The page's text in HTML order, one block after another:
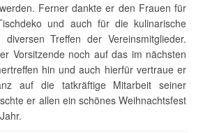
Ferner dankte er den Frauen für
und auch für die kulinarische
Treffen der Vereinsmitglieder.
Vorsitzende noch auf das im nächsten
hin und auch hierfür vertraue er
auf die tatkräftige Mitarbeit seiner
er allen ein schönes Weihnachtsfest